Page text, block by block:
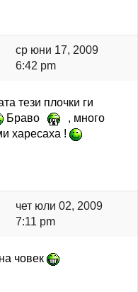
ср юни 17, 2009
6:42 pm
тези плочки ги
Браво
, много
харесаха !
чет юли 02, 2009
7:11 pm
човек